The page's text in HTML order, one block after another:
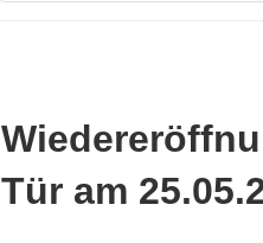
Tür am